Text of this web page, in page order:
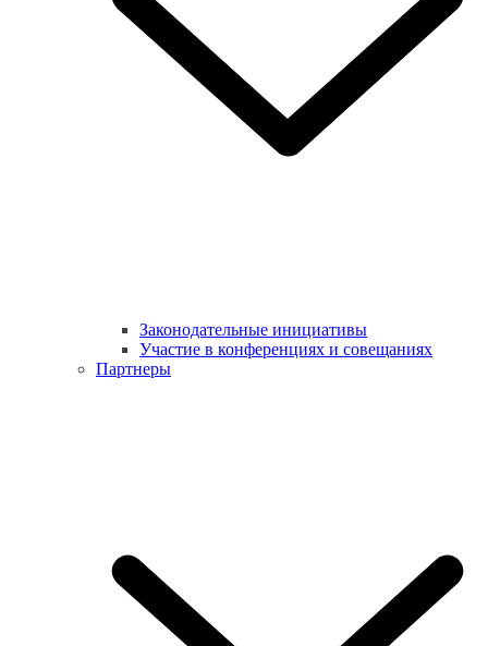
Законодательные инициативы
Участие в конференциях и совещаниях
Партнеры